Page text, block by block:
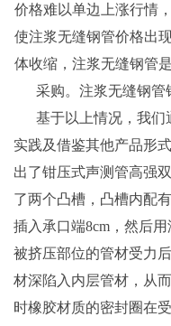
价格难以单边上涨行情
使注浆无缝钢管价格出
体收缩，注浆无缝钢管
采购。注浆无缝钢管
基于以上情况，我们
实践及借鉴其他产品形
出了钳压式声测管高强
了两个凸槽，凸槽内配
插入承口端8cm，然后
被挤压部位的管材受力
材深陷入内层管材，从
时橡胶材质的密封圈在